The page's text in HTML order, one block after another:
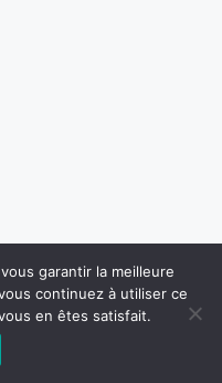
garantir la meilleure
continuez à utiliser ce
en êtes satisfait.